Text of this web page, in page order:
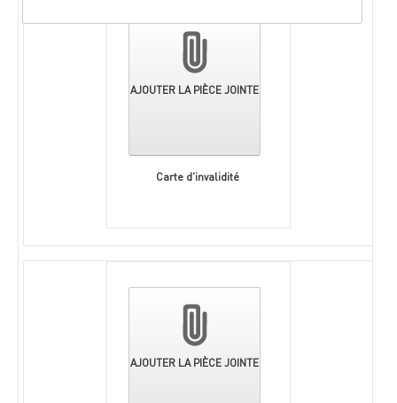
AJOUTER LA PIÈCE JOINTE
Carte d'invalidité
AJOUTER LA PIÈCE JOINTE